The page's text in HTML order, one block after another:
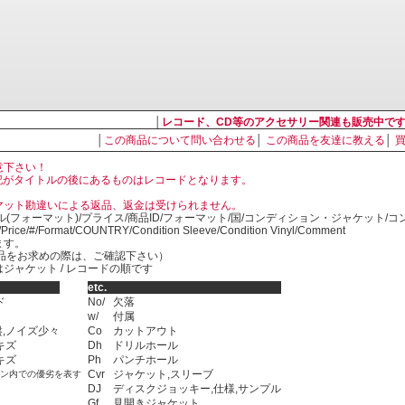
レコード、CD等のアクセサリー関連も販売中で
この商品について問い合わせる この商品を友達に教える
さい！
タイトルの後にあるものはレコードとなります。
ト勘違いによる返品、返金は受けられません。
(フォーマット)/プライス/商品ID/フォーマット/国/コンディション・ジャケット/コ
#/Format/COUNTRY/Condition Sleeve/Condition Vinyl/Comment
。
お求めの際は、ご確認下さい）
ャケット / レコードの順です
ノイズ少々
ズ
ズ
内での優劣を表す
etc.
No/
欠落
w/
付属
Co
カットアウト
Dh
ドリルホール
Ph
パンチホール
Cvr
ジャケット,スリーブ
DJ
ディスクジョッキー,仕様,サンプル